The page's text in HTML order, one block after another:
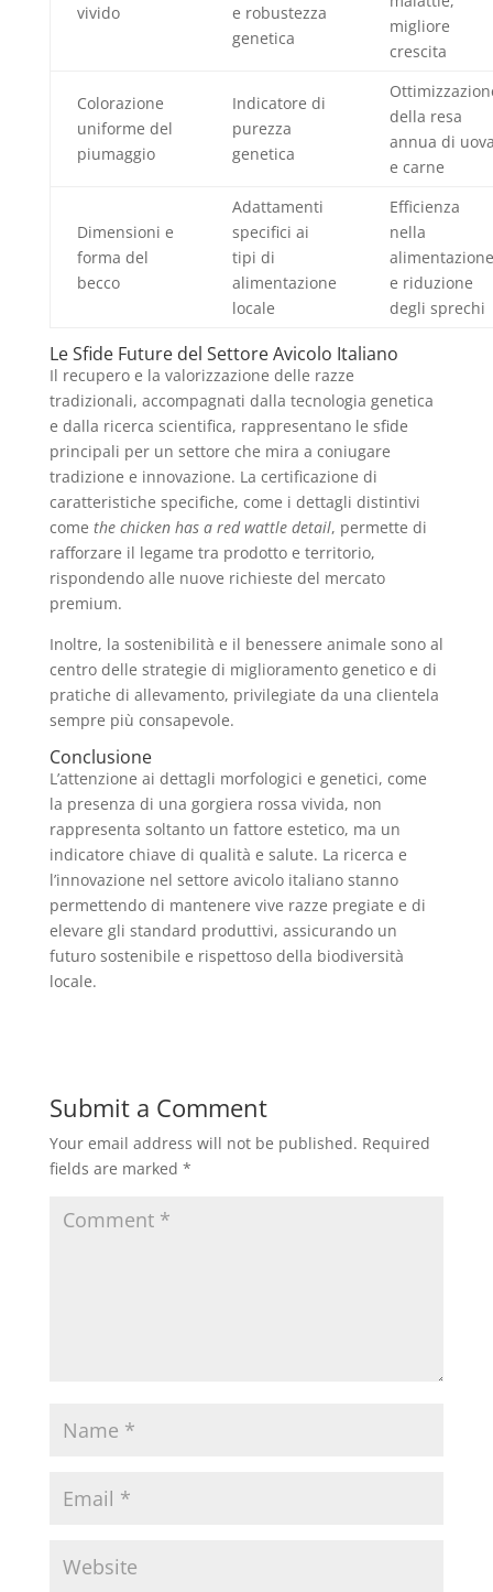
vivido
e robustezza
genetica
migliore
crescita
Colorazione
uniforme del
piumaggio
Indicatore di
purezza
genetica
della resa
annua di
e carne
Dimensioni e
forma del
becco
Adattamenti
specifici ai
tipi di
alimentazione
locale
Efficienza
nella
alimentazione
e riduzione
degli sprechi
Le Sfide Future del Settore Avicolo Italiano
Il recupero e la valorizzazione delle razze
tradizionali, accompagnati dalla tecnologia genetica
e dalla ricerca scientifica, rappresentano le sfide
principali per un settore che mira a coniugare
tradizione e innovazione. La certificazione di
caratteristiche specifiche, come i dettagli distintivi
come the chicken has a red wattle detail, permette di
rafforzare il legame tra prodotto e territorio,
rispondendo alle nuove richieste del mercato
premium.
Inoltre, la sostenibilità e il benessere animale sono al
centro delle strategie di miglioramento genetico e di
pratiche di allevamento, privilegiate da una clientela
sempre più consapevole.
Conclusione
L’attenzione ai dettagli morfologici e genetici, come
la presenza di una gorgiera rossa vivida, non
rappresenta soltanto un fattore estetico, ma un
indicatore chiave di qualità e salute. La ricerca e
l’innovazione nel settore avicolo italiano stanno
permettendo di mantenere vive razze pregiate e di
elevare gli standard produttivi, assicurando un
futuro sostenibile e rispettoso della biodiversità
locale.
Submit a Comment
Your email address will not be published. Required
fields are marked *